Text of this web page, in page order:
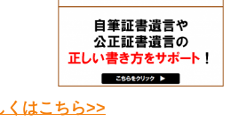
くはこちら>>